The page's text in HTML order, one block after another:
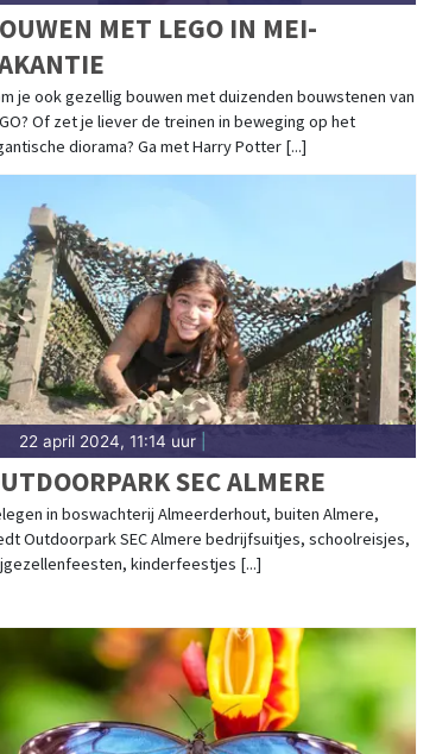
MET LEGO IN MEI-
je ook gezellig bouwen met duizenden bouwstenen van
Of zet je liever de treinen in beweging op het
diorama? Ga met Harry Potter [...]
22 april 2024, 11:14 uur|
SEC ALMERE
in boswachterij Almeerderhout, buiten Almere,
Outdoorpark SEC Almere bedrijfsuitjes, schoolreisjes,
kinderfeestjes [...]